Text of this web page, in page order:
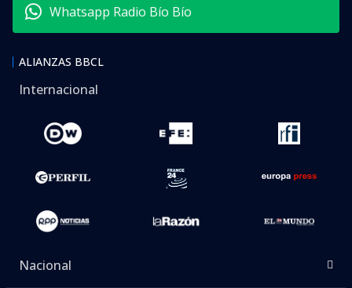
Whatsapp Radio Bío Bío
ALIANZAS BBCL
Internacional
Nacional